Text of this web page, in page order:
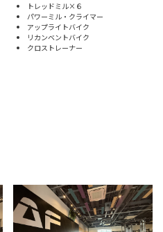
トレッドミル×６
パワーミル・クライマー
アップライトバイク
リカンベントバイク
クロストレーナー